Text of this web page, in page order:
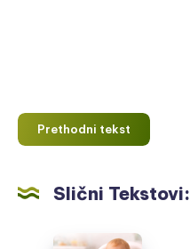
Prethodni tekst
Slični Tekstovi:
Meso